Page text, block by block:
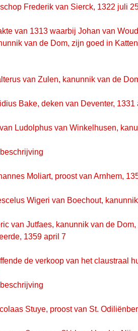
Frederik van Sierck, 1322 juli
van 1313 waarbij Johan van
van de Dom, zijn goed in
van Zulen, kanunnik van de
Bake, deken van Deventer, 1331
Ludolphus van Winkelhusen,
Moliart, proost van Arnhem,
Wigeri van Boechout,
van Jutfaes, kanunnik van de
1359 april 7
de verkoop van het claustraal
Stuye, proost van St.